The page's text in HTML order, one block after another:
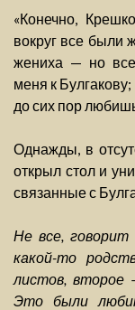
«Конечно,
вокруг все были
жениха — но
меня к
до сих пор
Однажды, в
открыл стол и
связанные с
Не все,
какой-то
листов, второе
Это были